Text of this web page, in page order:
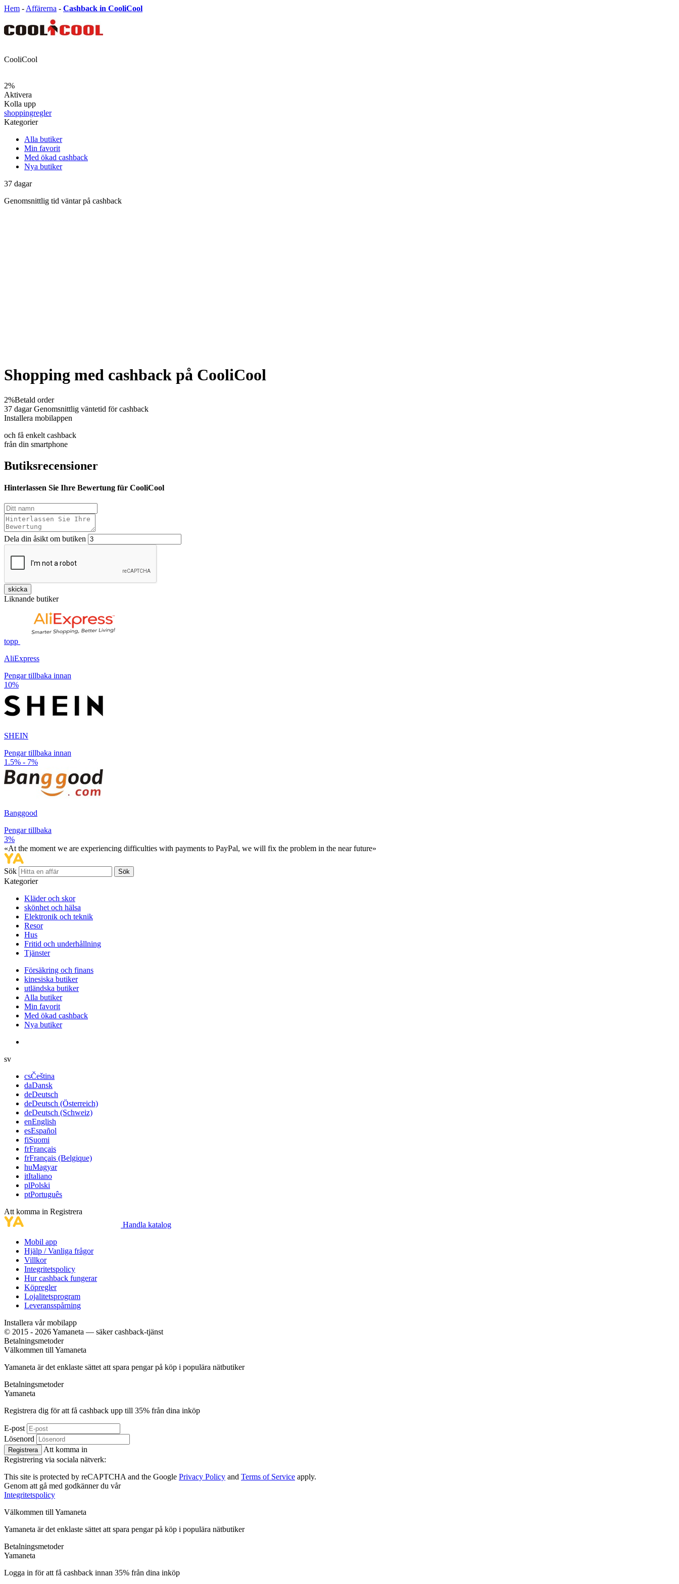
Hem - Affärerna - Cashback in CooliCool
CooliCool
2%
Aktivera
Kolla upp
shoppingregler
Kategorier
Alla butiker
Min favorit
Med ökad cashback
Nya butiker
37 dagar
Genomsnittlig tid väntar på cashback
Shopping med cashback på CooliCool
2%Betald order
37 dagar Genomsnittlig väntetid för cashback
Installera mobilappen
och få enkelt cashback
från din smartphone
Butiksrecensioner
Hinterlassen Sie Ihre Bewertung für CooliCool
Dela din åsikt om butiken
skicka
Liknande butiker
topp
AliExpress
Pengar tillbaka innan
10%
SHEIN
Pengar tillbaka innan
1.5% - 7%
Banggood
Pengar tillbaka
3%
«At the moment we are experiencing difficulties with payments to PayPal, we will fix the problem in the near future»
Sök Sök
Kategorier
Kläder och skor
skönhet och hälsa
Elektronik och teknik
Resor
Hus
Fritid och underhållning
Tjänster
Försäkring och finans
kinesiska butiker
utländska butiker
Alla butiker
Min favorit
Med ökad cashback
Nya butiker
sv
csČeština
daDansk
deDeutsch
deDeutsch (Österreich)
deDeutsch (Schweiz)
enEnglish
esEspañol
fiSuomi
frFrançais
frFrançais (Belgique)
huMagyar
itItaliano
plPolski
ptPortuguês
Att komma in Registrera
Handla katalog
Mobil app
Hjälp / Vanliga frågor
Villkor
Integritetspolicy
Hur cashback fungerar
Köpregler
Lojalitetsprogram
Leveransspårning
Installera vår mobilapp
© 2015 - 2026 Yamaneta — säker cashback-tjänst
Betalningsmetoder
Välkommen till Yamaneta
Yamaneta är det enklaste sättet att spara pengar på köp i populära nätbutiker
Betalningsmetoder
Yamaneta
Registrera dig för att få cashback upp till 35% från dina inköp
E-post
Lösenord
Registrera
Att komma in
Registrering via sociala nätverk:
This site is protected by reCAPTCHA and the Google Privacy Policy and Terms of Service apply.
Genom att gå med godkänner du vår
Integritetspolicy
Välkommen till Yamaneta
Yamaneta är det enklaste sättet att spara pengar på köp i populära nätbutiker
Betalningsmetoder
Yamaneta
Logga in för att få cashback innan 35% från dina inköp